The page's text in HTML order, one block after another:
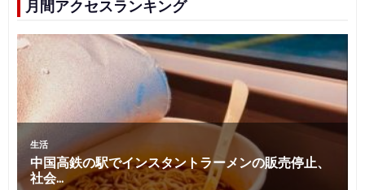
月間アクセスランキング